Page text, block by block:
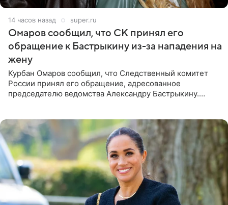
14 часов назад super.ru
Омаров сообщил, что СК принял его
обращение к Бастрыкину из-за нападения на
жену
Курбан Омаров сообщил, что Следственный комитет
России принял его обращение, адресованное
председателю ведомства Александру Бастрыкину.